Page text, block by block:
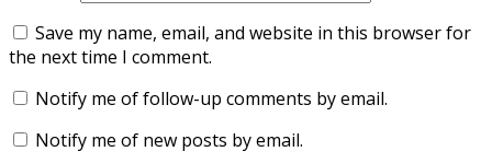
Save my name, email, and website in this browser for
the next time I comment.
Notify me of follow-up comments by email.
Notify me of new posts by email.